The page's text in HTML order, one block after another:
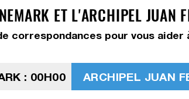
ET L'ARCHIPEL JUAN
correspondances pour vous
: 00H00 ARCHIPEL JUAN